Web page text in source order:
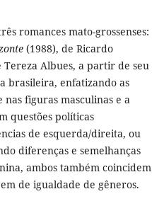
romances mato-grossenses:
(1988), de Ricardo
Tereza Albues, a partir de seu
brasileira, enfatizando as
figuras masculinas e a
questões políticas
de esquerda/direita, ou
diferenças e semelhanças
ambos também coincidem
de igualdade de gêneros.